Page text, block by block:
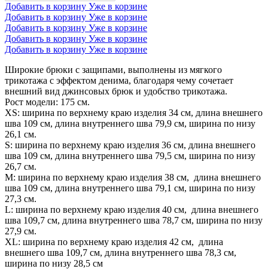
Добавить в корзину Уже в корзине
Добавить в корзину Уже в корзине
Добавить в корзину Уже в корзине
Добавить в корзину Уже в корзине
Добавить в корзину Уже в корзине
Широкие брюки с защипами, выполнены из мягкого
трикотажа с эффектом денима, благодаря чему сочетает
внешний вид джинсовых брюк и удобство трикотажа.
Рост модели: 175 см.
XS: ширина по верхнему краю изделия 34 см, длина внешнего
шва 109 см, длина внутреннего шва 79,9 см, ширина по низу
26,1 см.
S: ширина по верхнему краю изделия 36 см, длина внешнего
шва 109 см, длина внутреннего шва 79,5 см, ширина по низу
26,7 см.
М: ширина по верхнему краю изделия 38 см, длина внешнего
шва 109 см, длина внутреннего шва 79,1 см, ширина по низу
27,3 см.
L: ширина по верхнему краю изделия 40 см, длина внешнего
шва 109,7 см, длина внутреннего шва 78,7 см, ширина по низу
27,9 см.
XL: ширина по верхнему краю изделия 42 см, длина
внешнего шва 109,7 см, длина внутреннего шва 78,3 см,
ширина по низу 28,5 см